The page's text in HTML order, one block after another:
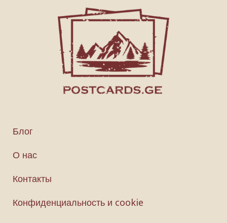
Блог
О нас
Контакты
Конфиденциальность и cookie